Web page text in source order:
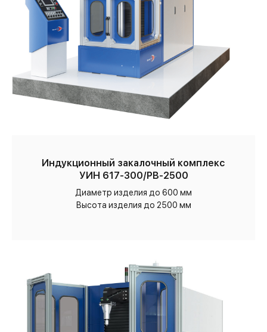
Индукционный закалочный комплекс
УИН 617-300/РВ-2500
Диаметр изделия до 600 мм
Высота изделия до 2500 мм